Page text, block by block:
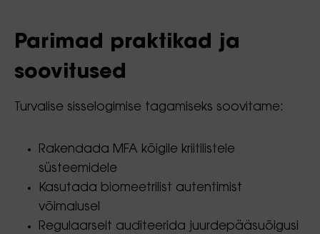
Parimad praktikad ja
soovitused
Turvalise sisselogimise tagamiseks soovitame:
Rakendada MFA kõigile kriitilistele
süsteemidele
Kasutada biomeetrilist autentimist
võimalusel
Regulaarselt auditeerida juurdepääsuõigusi